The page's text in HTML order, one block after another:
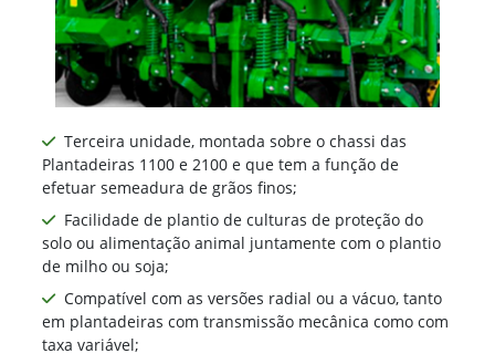
Terceira unidade, montada sobre o chassi das
Plantadeiras 1100 e 2100 e que tem a função de
efetuar semeadura de grãos finos;
Facilidade de plantio de culturas de proteção do
solo ou alimentação animal juntamente com o plantio
de milho ou soja;
Compatível com as versões radial ou a vácuo, tanto
em plantadeiras com transmissão mecânica como com
taxa variável;